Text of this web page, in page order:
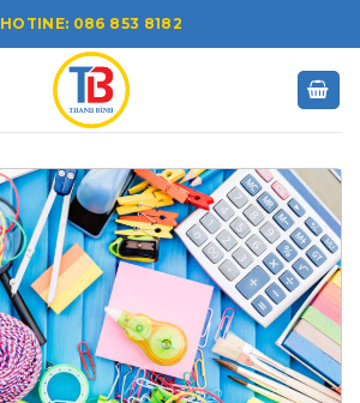
HOTINE: 086 853 8182